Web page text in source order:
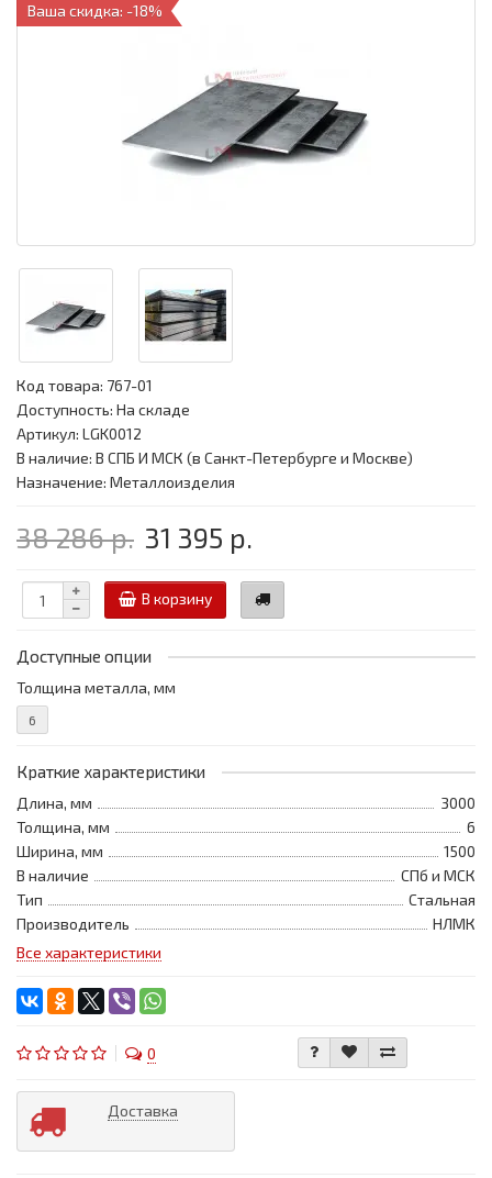
Ваша скидка: -18%
Код товара: 767-01
Доступность: На складе
Артикул: LGK0012
В наличие: В СПБ И МСК (в Санкт-Петербурге и Москве)
Назначение: Металлоизделия
38 286 р. 31 395 р.
В корзину
Доступные опции
Толщина металла, мм
6
Краткие характеристики
Длина, мм
3000
Толщина, мм
6
Ширина, мм
1500
В наличие
СПб и МСК
Тип
Стальная
Производитель
НЛМК
Все характеристики
0
Доставка